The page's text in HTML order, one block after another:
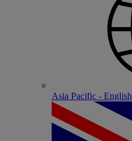
Asia Pacific - English